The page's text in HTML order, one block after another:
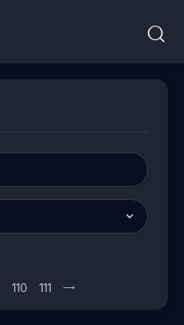
110 111